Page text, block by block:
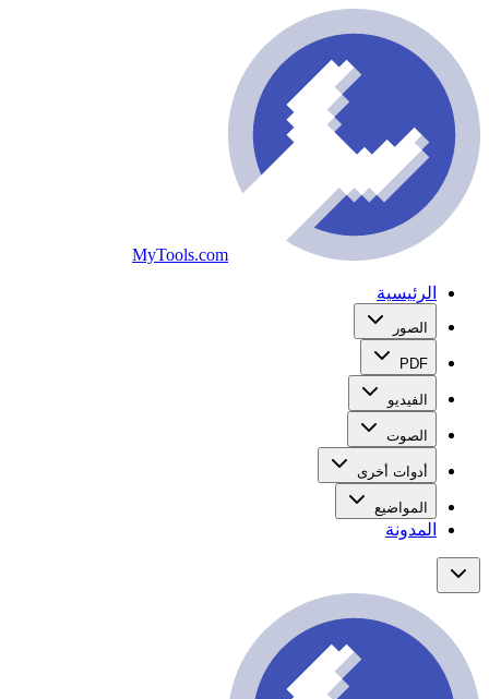
MyTools.com
الرئيسية
الصور
PDF
الفيديو
الصوت
أدوات أخرى
المواضيع
المدونة